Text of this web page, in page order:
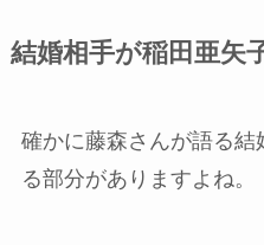
結婚相手が稲田亜矢
確かに藤森さんが語る
る部分がありますよね。